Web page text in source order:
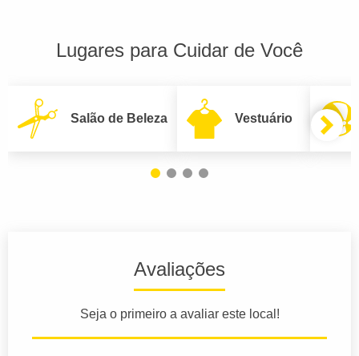
Lugares para Cuidar de Você
Salão de Beleza Vestuário
Avaliações
Seja o primeiro a avaliar este local!